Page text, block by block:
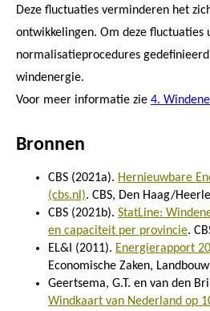
Deze fluctuaties verminderen het
ontwikkelingen. Om deze
normalisatieprocedures
windenergie.
Voor meer informatie zie 4.
Bronnen
CBS (2021a). Hernieuwbare
(cbs.nl). CBS, Den Haag/
CBS (2021b). StatLine:
en capaciteit per provincie.
EL&I (2011). Energierapport
Economische Zaken,
Geertsema, G.T. en van den
Windkaart van Nederland op